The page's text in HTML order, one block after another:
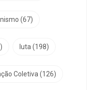
(67)
luta (198)
Coletiva (126)